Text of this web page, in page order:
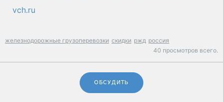
vch.ru
железнодорожные грузоперевозки скидки ржд россия
40 просмотров всего.
ОБСУДИТЬ